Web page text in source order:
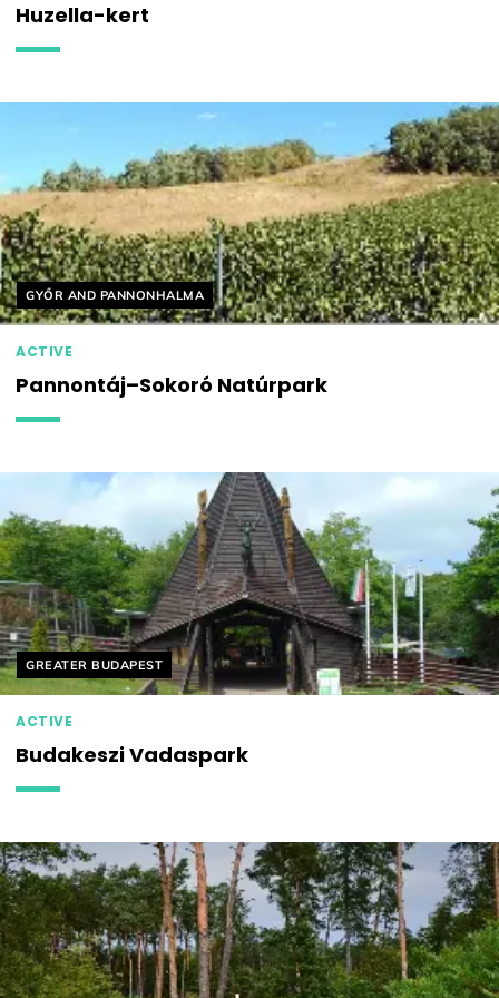
Huzella-kert
Helyszín címkék:
GYŐR AND PANNONHALMA
ACTIVE
Pannontáj–Sokoró Natúrpark
Helyszín címkék:
GREATER BUDAPEST
ACTIVE
Budakeszi Vadaspark